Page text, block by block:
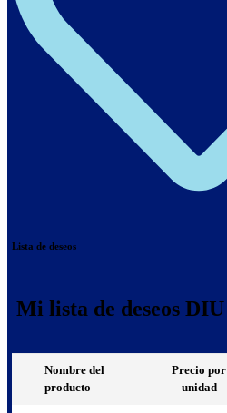
Lista de deseos
Mi lista de deseos DIU
Nombre del
producto
Precio por
unidad